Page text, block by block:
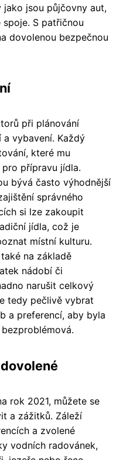
jsou půjčovny aut,
S patřičnou
dovolenou bezpečnou
při plánování
vybavení. Každý
které mu
přípravu jídla.
bývá často výhodnější
správného
si lze zakoupit
jídla, což je
místní kulturu.
na základě
nádobí či
narušit celkový
tedy pečlivě vybrat
a preferencí, aby byla
rok 2021, můžete se
a zážitků. Záleží
a zvolené
vodních radovánek,